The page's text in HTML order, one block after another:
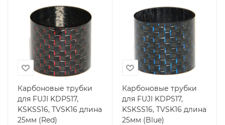
Карбоновые трубки
для FUJI KDPS17,
KSKSS16, TVSK16 длина
25мм (Red)
Карбоновые трубки
для FUJI KDPS17,
KSKSS16, TVSK16 длина
25мм (Blue)